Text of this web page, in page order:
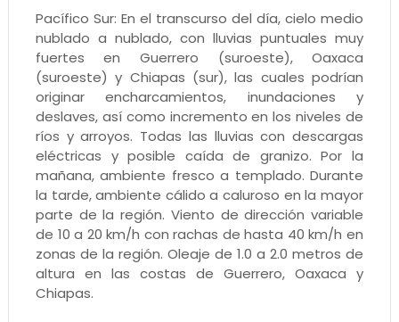
Pacífico Sur: En el transcurso del día, cielo medio
nublado a nublado, con lluvias puntuales muy
fuertes en Guerrero (suroeste), Oaxaca
(suroeste) y Chiapas (sur), las cuales podrían
originar encharcamientos, inundaciones y
deslaves, así como incremento en los niveles de
ríos y arroyos. Todas las lluvias con descargas
eléctricas y posible caída de granizo. Por la
mañana, ambiente fresco a templado. Durante
la tarde, ambiente cálido a caluroso en la mayor
parte de la región. Viento de dirección variable
de 10 a 20 km/h con rachas de hasta 40 km/h en
zonas de la región. Oleaje de 1.0 a 2.0 metros de
altura en las costas de Guerrero, Oaxaca y
Chiapas.